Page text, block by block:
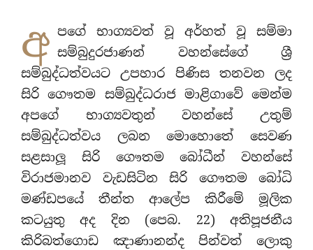
අ පගේ භාග්‍යවත් වූ අර්හත් වූ සම්මා
සම්බුදුරජාණන් වහන්සේගේ ශ්‍රී
සම්බුද්ධත්වයට උපහාර පිණිස තනවන ලද
සිරි ගෞතම සම්බුද්ධරාජ මාළිගාවේ මෙන්ම
අපගේ භාග්‍යවතුන් වහන්සේ උතුම්
සම්බුද්ධත්වය ලබන මොහොතේ සෙවණ
සළසාලූ සිරි ගෞතම බෝධීන් වහන්සේ
විරාජමානව වැඩසිටින සිරි ගෞතම බෝධි
මණ්ඩපයේ තීන්ත ආලේප කිරීමේ මූලික
කටයුතු අද දින (පෙබ. 22) අතිපූජනීය
කිරිබත්ගොඩ ඤාණානන්ද පින්වත් ලොකු